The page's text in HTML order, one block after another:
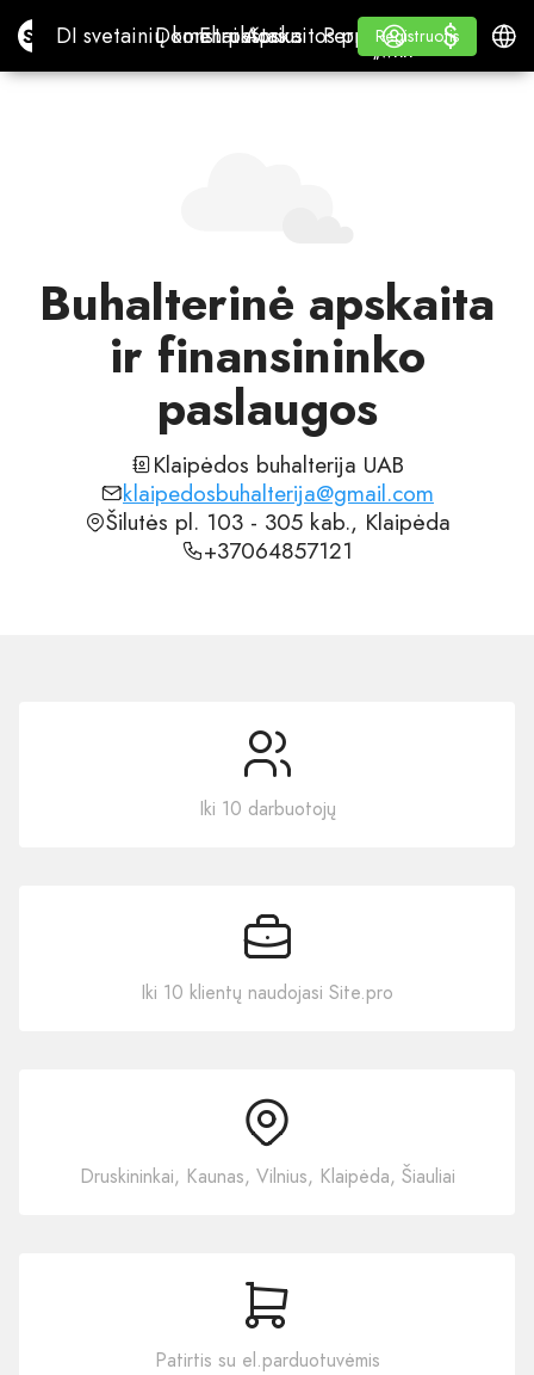
Site.proDI svetainių konstruktorius
DI svetainių konstruktorius
Domenai
DomenaiEl. paštas
El. paštasApskaitos programa
Apskaitos programa
Perpardavėjams
„WHITE LABEL“
Mokymasis
Mokymasis
Registruotis
Registruotis
Prisijungti
$
$
Buhalterinė apskaita
ir finansininko
paslaugos
Klaipėdos buhalterija UAB
klaipedosbuhalterija@gmail.com
Šilutės pl. 103 - 305 kab., Klaipėda
+37064857121
Iki 10 darbuotojų
Iki 10 klientų naudojasi Site.pro
Druskininkai, Kaunas, Vilnius, Klaipėda, Šiauliai
Patirtis su el.parduotuvėmis